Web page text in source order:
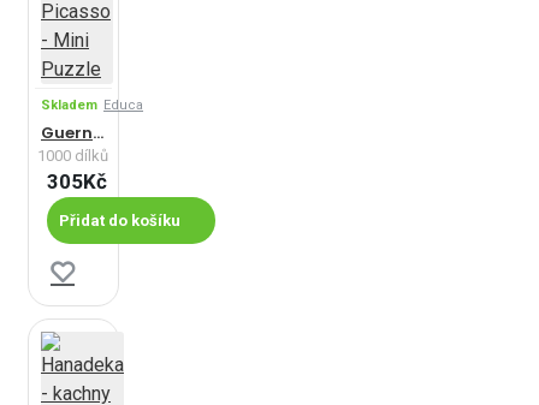
Skladem Educa
Guernica Pablo Picasso - Mini Puzzle
1000 dílků
305Kč
Přidat do košíku